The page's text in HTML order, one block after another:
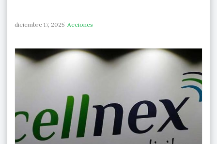
diciembre 17, 2025 Acciones